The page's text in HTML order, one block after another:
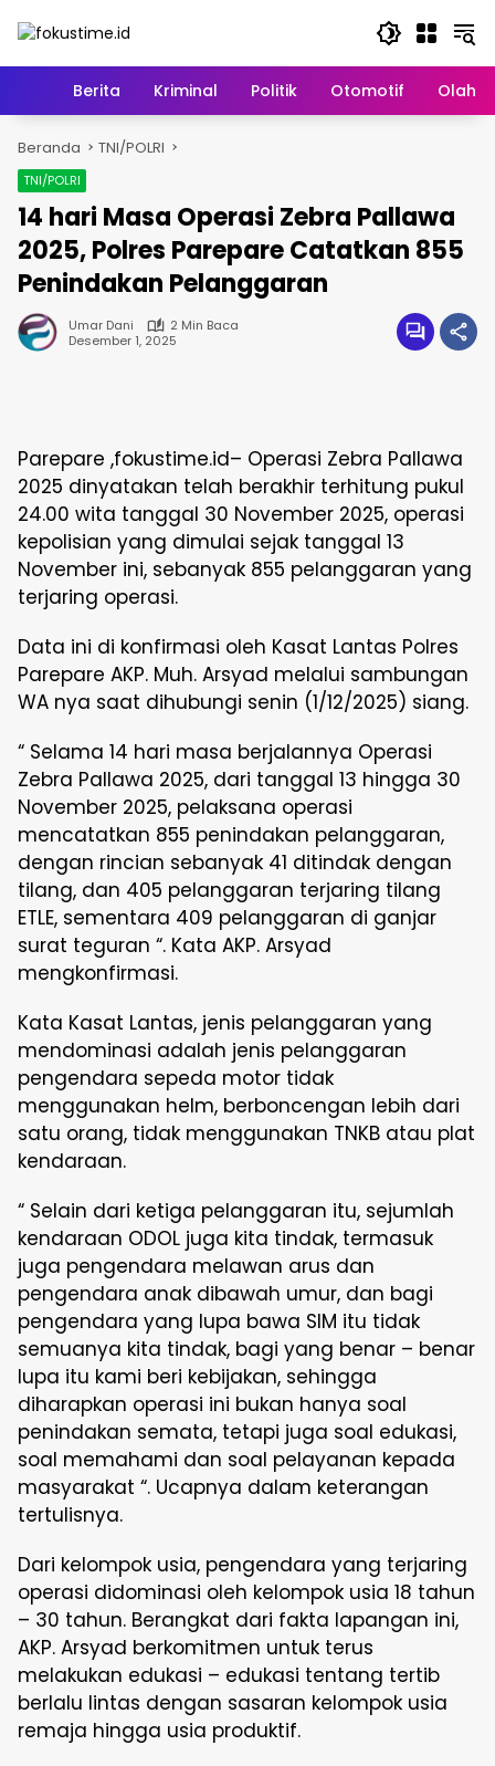
HomeBerita Kriminal Politik Otomotif
Beranda TNI/POLRI
TNI/POLRI
14 hari Masa Operasi Zebra Pallawa
2025, Polres Parepare Catatkan 855
Penindakan Pelanggaran
Umar Dani
2 Min Baca
Desember 1, 2025
Parepare ,fokustime.id– Operasi Zebra Pallawa
2025 dinyatakan telah berakhir terhitung pukul
24.00 wita tanggal 30 November 2025, operasi
kepolisian yang dimulai sejak tanggal 13
November ini, sebanyak 855 pelanggaran yang
terjaring operasi.
Data ini di konfirmasi oleh Kasat Lantas Polres
Parepare AKP. Muh. Arsyad melalui sambungan
WA nya saat dihubungi senin (1/12/2025) siang.
“ Selama 14 hari masa berjalannya Operasi
Zebra Pallawa 2025, dari tanggal 13 hingga 30
November 2025, pelaksana operasi
mencatatkan 855 penindakan pelanggaran,
dengan rincian sebanyak 41 ditindak dengan
tilang, dan 405 pelanggaran terjaring tilang
ETLE, sementara 409 pelanggaran di ganjar
surat teguran “. Kata AKP. Arsyad
mengkonfirmasi.
Kata Kasat Lantas, jenis pelanggaran yang
mendominasi adalah jenis pelanggaran
pengendara sepeda motor tidak
menggunakan helm, berboncengan lebih dari
satu orang, tidak menggunakan TNKB atau plat
kendaraan.
“ Selain dari ketiga pelanggaran itu, sejumlah
kendaraan ODOL juga kita tindak, termasuk
juga pengendara melawan arus dan
pengendara anak dibawah umur, dan bagi
pengendara yang lupa bawa SIM itu tidak
semuanya kita tindak, bagi yang benar – benar
lupa itu kami beri kebijakan, sehingga
diharapkan operasi ini bukan hanya soal
penindakan semata, tetapi juga soal edukasi,
soal memahami dan soal pelayanan kepada
masyarakat “. Ucapnya dalam keterangan
tertulisnya.
Dari kelompok usia, pengendara yang terjaring
operasi didominasi oleh kelompok usia 18 tahun
– 30 tahun. Berangkat dari fakta lapangan ini,
AKP. Arsyad berkomitmen untuk terus
melakukan edukasi – edukasi tentang tertib
berlalu lintas dengan sasaran kelompok usia
remaja hingga usia produktif.